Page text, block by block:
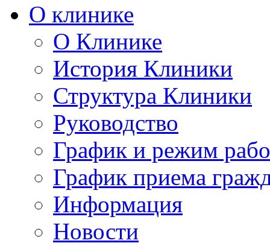
О клинике
О Клинике
История Клиники
Структура Клиники
Руководство
График и режим
График приема
Информация
Новости